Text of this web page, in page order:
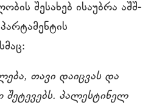
შესახებ ისაუბრა აშშ-
თავი დაიცვას და
შეტევებს. პალესტინელ